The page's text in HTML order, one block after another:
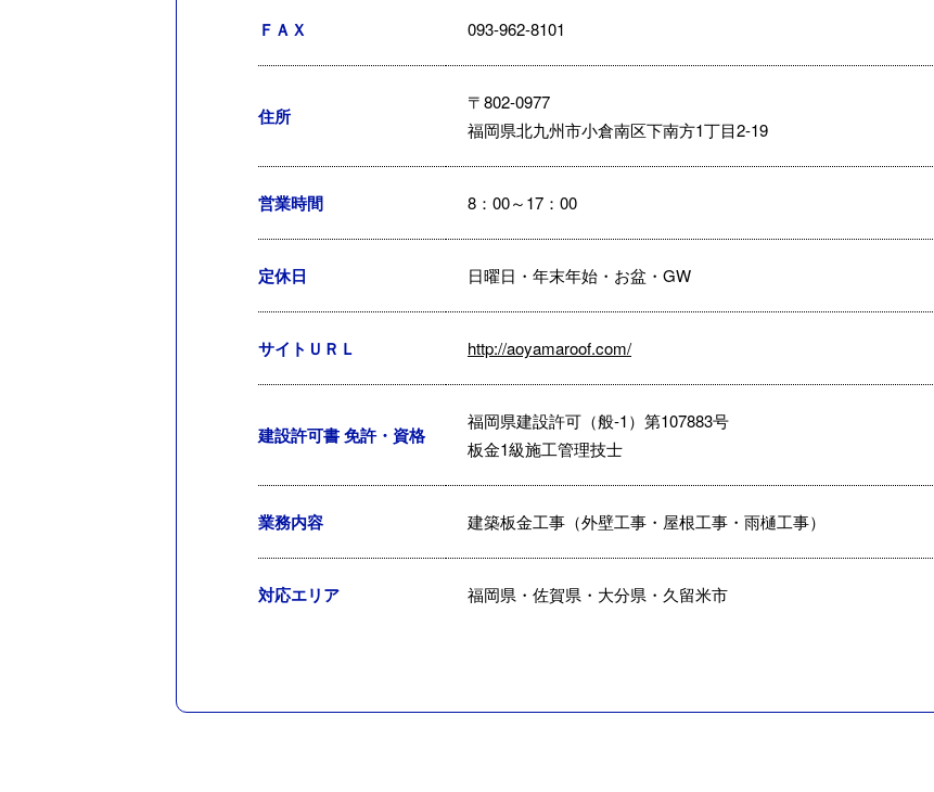
ＦＡＸ 093-962-8101
住所
〒802-0977
福岡県北九州市小倉南区下南方1丁目2-19
営業時間 8：00～17：00
定休日 日曜日・年末年始・お盆・GW
サイトＵＲＬ http://aoyamaroof.com/
建設許可書 免許・資格
福岡県建設許可（般-1）第107883号
板金1級施工管理技士
業務内容 建築板金工事（外壁工事・屋根工事・雨樋工事）
対応エリア 福岡県・佐賀県・大分県・久留米市